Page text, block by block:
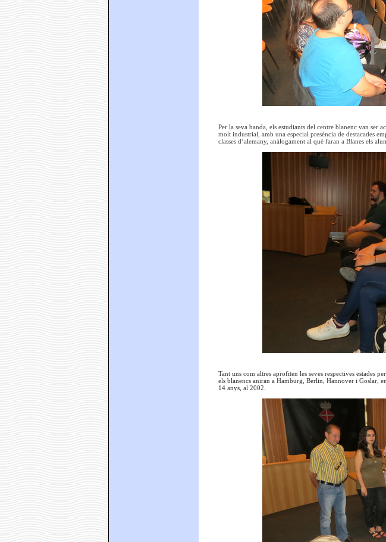
Per la seva banda, els estudiants del centre blanenc van ser
molt industrial, amb una especial presència de destacades
classes d’alemany, anàlogament al què faran a Blanes els
Tant uns com altres aprofiten les seves respectives estades
els blanencs aniran a Hamburg, Berlin, Hannover i Goslar,
14 anys, al 2002.